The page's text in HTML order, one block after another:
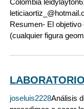
Colombia
Resumen- El
(cualquier figura
joseluis2228Análisis